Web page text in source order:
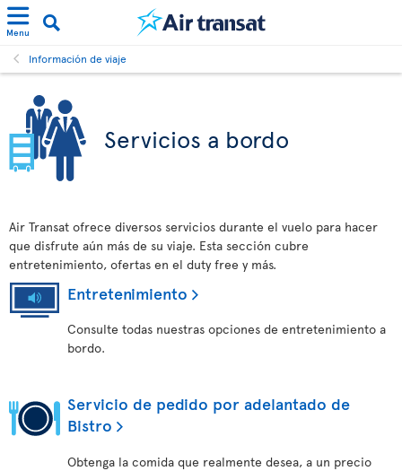
Menu
Información de viaje
Servicios a bordo
Air Transat ofrece diversos servicios durante el vuelo para hacer
que disfrute aún más de su viaje. Esta sección cubre
entretenimiento, ofertas en el duty free y más.
Entretenimiento
Consulte todas nuestras opciones de entretenimiento a
bordo.
Servicio de pedido por adelantado de
Bistro
Obtenga la comida que realmente desea, a un precio